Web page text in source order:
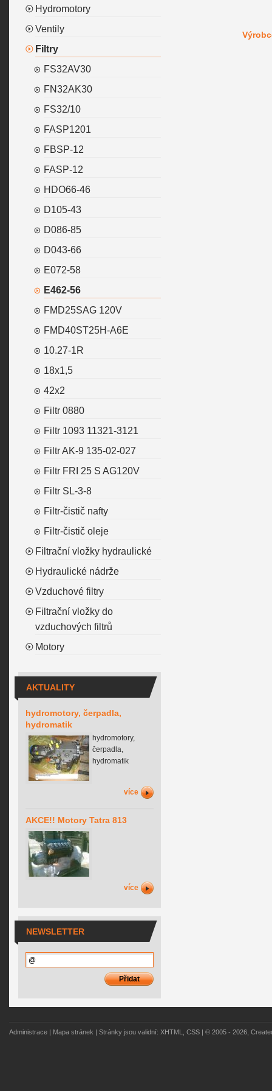
Hydromotory
Ventily
Filtry
FS32AV30
FN32AK30
FS32/10
FASP1201
FBSP-12
FASP-12
HDO66-46
D105-43
D086-85
D043-66
E072-58
E462-56
FMD25SAG 120V
FMD40ST25H-A6E
10.27-1R
18x1,5
42x2
Filtr 0880
Filtr 1093 11321-3121
Filtr AK-9 135-02-027
Filtr FRI 25 S AG120V
Filtr SL-3-8
Filtr-čistič nafty
Filtr-čistič oleje
Filtrační vložky hydraulické
Hydraulické nádrže
Vzduchové filtry
Filtrační vložky do
vzduchových filtrů
Motory
AKTUALITY
hydromotory, čerpadla,
hydromatik
hydromotory,
čerpadla,
hydromatik
více
AKCE!! Motory Tatra 813
více
NEWSLETTER
Administrace Mapa stránek | Stránky jsou validní: XHTML, CSS | © 2005 - 2026,